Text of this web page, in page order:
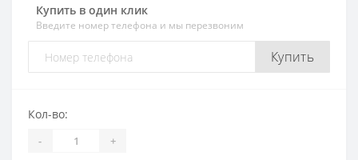
Купить в один клик
Введите номер телефона и мы перезвоним
Купить
Кол-во:
- +